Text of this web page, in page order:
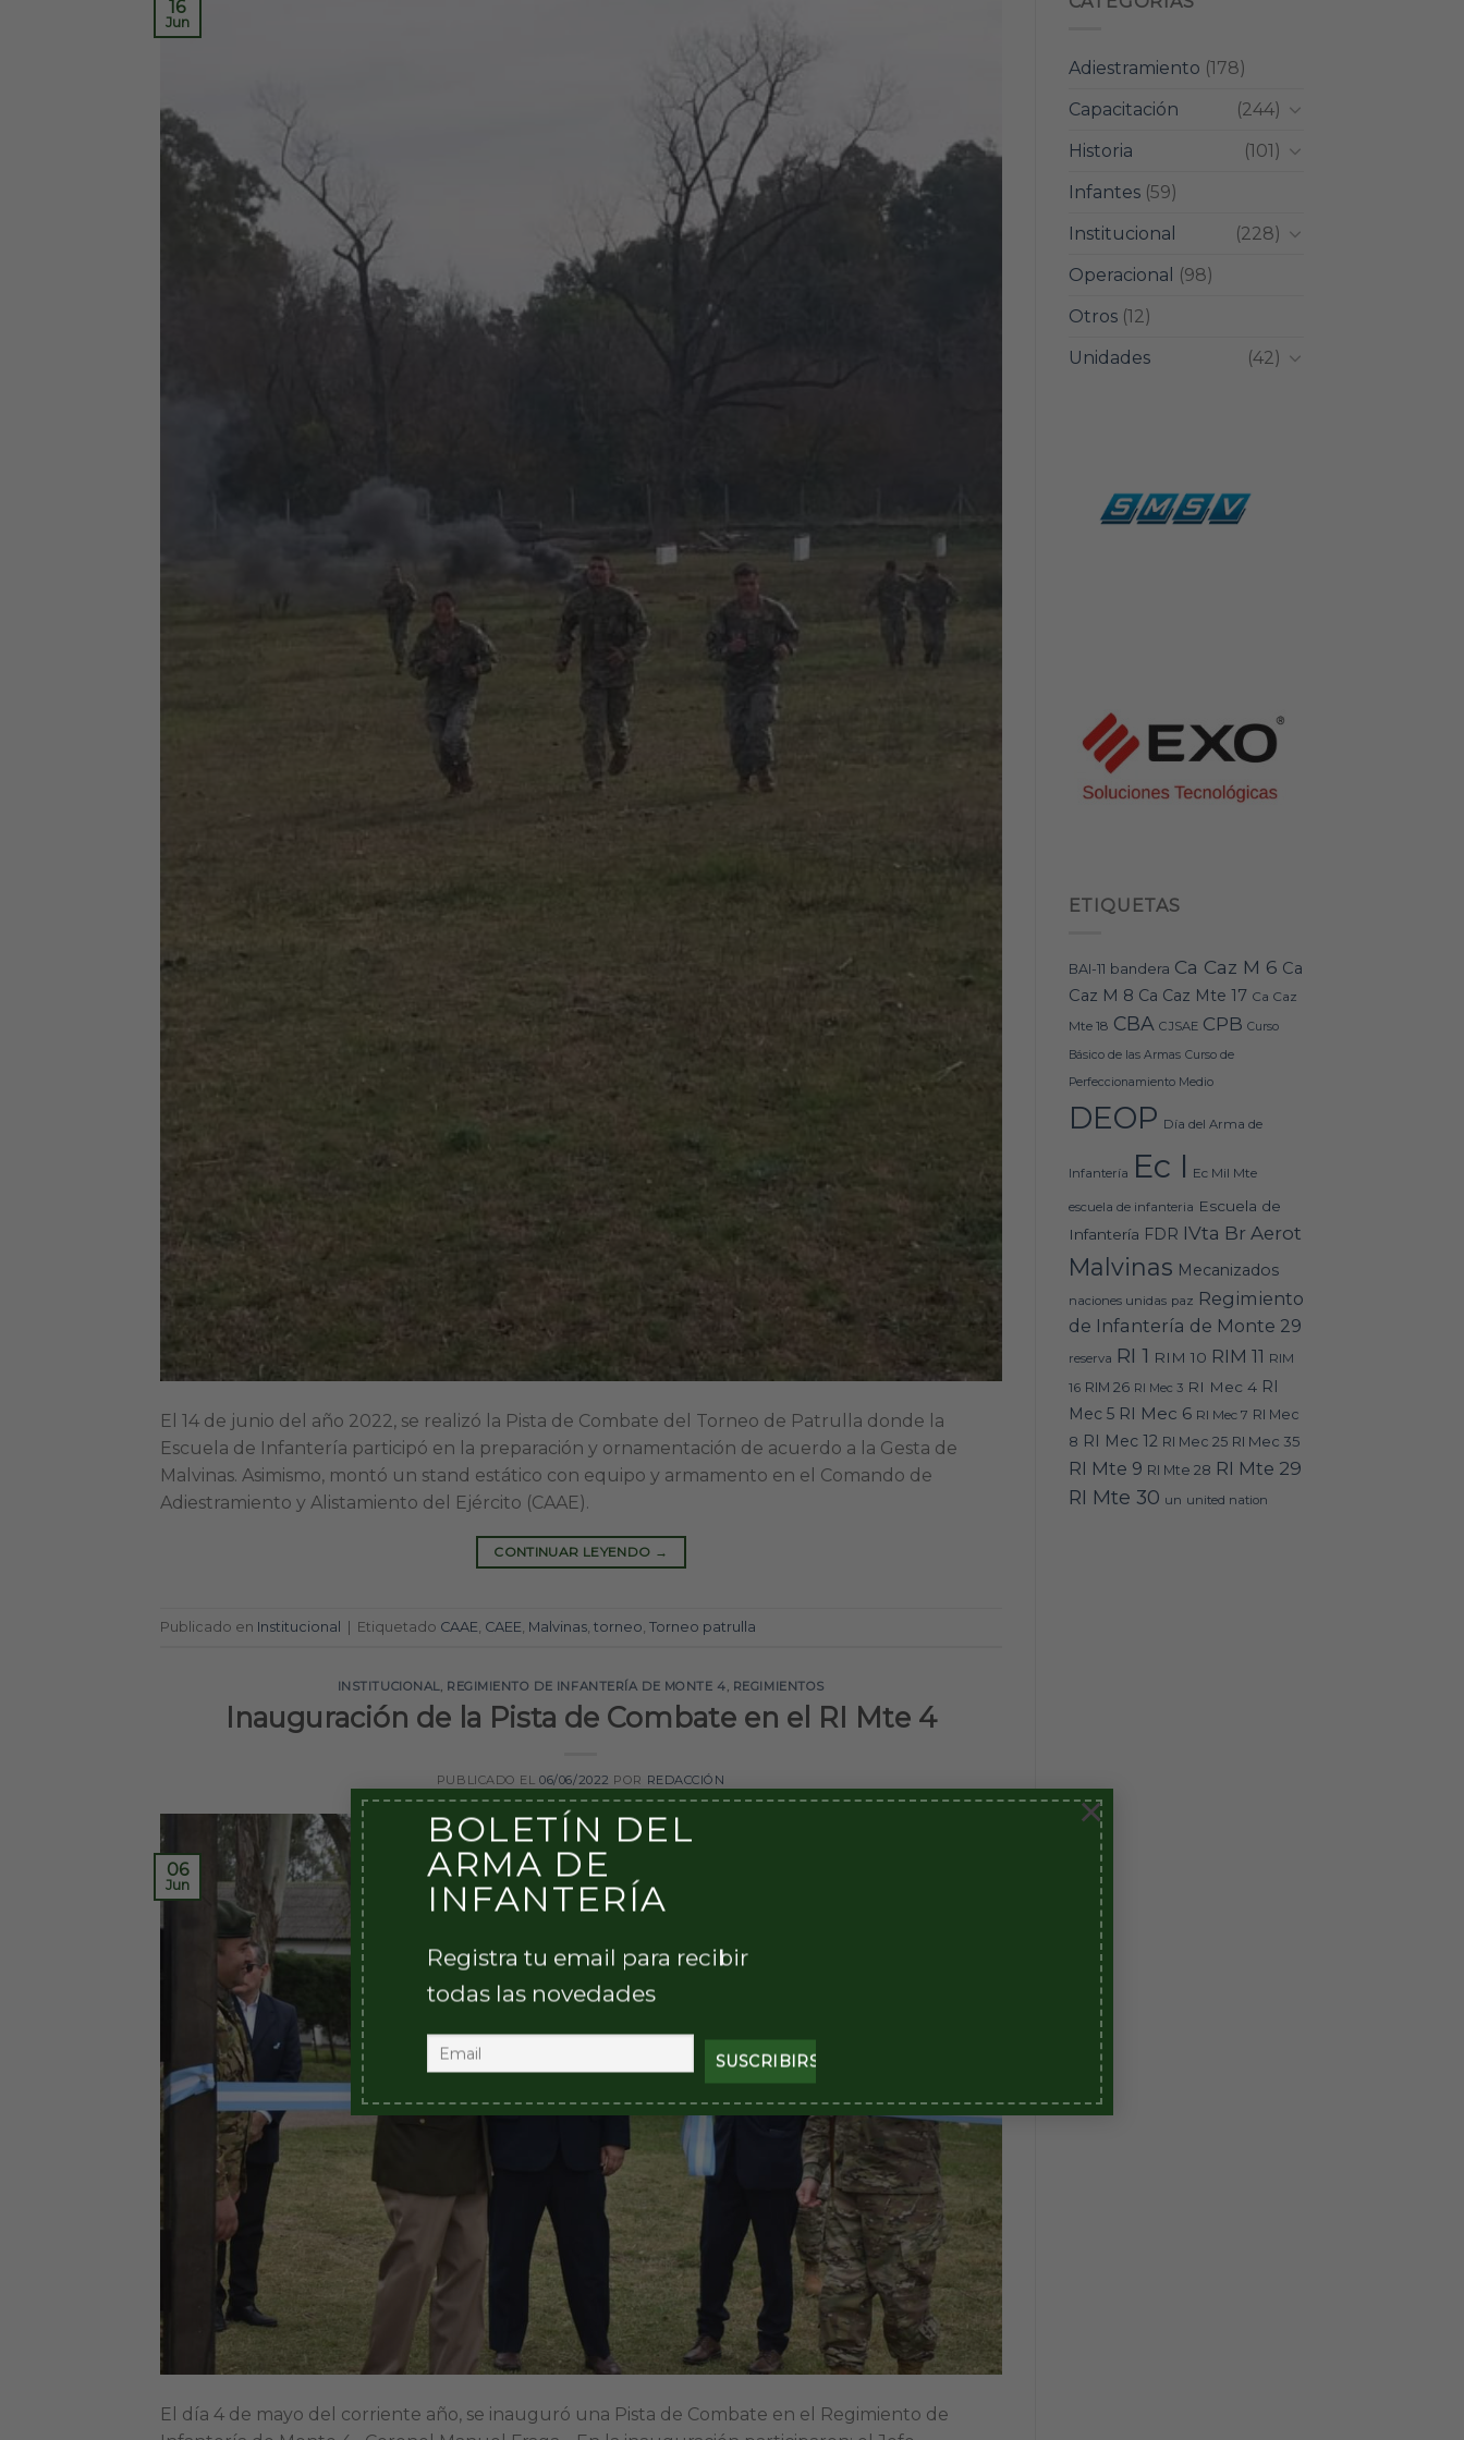
BOLETÍN DEL
ARMA DE
INFANTERÍA
Registra tu email para recibir
todas las novedades
×
16
Jun
El 14 de junio del año 2022, se realizó la Pista de Combate del Torneo de Patrulla donde la
Escuela de Infantería participó en la preparación y ornamentación de acuerdo a la Gesta de
Malvinas. Asimismo, montó un stand estático con equipo y armamento en el Comando de
Adiestramiento y Alistamiento del Ejército (CAAE).
CONTINUAR LEYENDO →
Publicado en Institucional | Etiquetado CAAE CAEE Malvinas torneo Torneo patrulla
INSTITUCIONAL, REGIMIENTO DE INFANTERÍA DE MONTE 4, REGIMIENTOS
Inauguración de la Pista de Combate en el RI Mte 4
PUBLICADO EL06/06/2022 POR REDACCIÓN
06
Jun
El día 4 de mayo del corriente año, se inauguró una Pista de Combate en el Regimiento de
Adiestramiento (178)
Capacitación
(244)
Historia
(101)
Infantes(59)
Institucional
(228)
Operacional
(98)
Otros(12)
Unidades
(42)
ETIQUETAS
BAI-11 bandera Ca Caz M 6 Ca
Caz M 8 Ca Caz Mte 17 Ca Caz
Mte 18 CBA CJSAE CPB Curso
Básico de las Armas Curso de
Perfeccionamiento Medio
DEOP Día del Arma de
Infantería Ec I Ec Mil Mte
escuela de infanteria Escuela de
Infantería FDR IVta Br Aerot
Malvinas Mecanizados
naciones unidas paz Regimiento
de Infantería de Monte 29
reserva RI 1 RIM 10 RIM 11 RIM
16 RIM 26 RI Mec 3 RI Mec 4 RI
Mec 5 RI Mec 6 RI Mec 7 RI Mec
8 RI Mec 12 RI Mec 25 RI Mec 35
RI Mte 9 RI Mte 28 RI Mte 29
RI Mte 30 un united nation